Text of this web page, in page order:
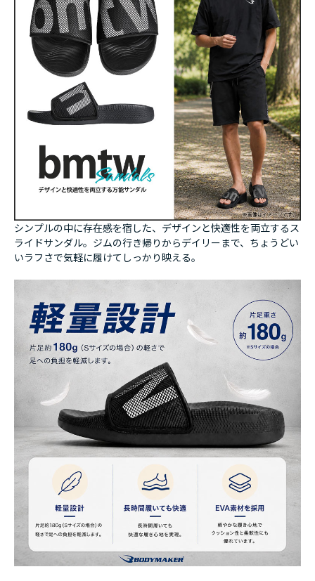
シンプルの中に存在感を宿した、デザインと快適性を両立するス
ライドサンダル。ジムの行き帰りからデイリーまで、ちょうどい
いラフさで気軽に履けてしっかり映える。